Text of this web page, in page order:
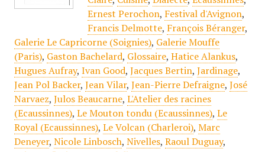
Ernest Perochon, Festival d'Avignon,
Francis Delmotte, François Béranger,
Galerie Le Capricorne (Soignies), Galerie Mouffe
(Paris), Gaston Bachelard, Glossaire, Hatice Alankus,
Hugues Aufray, Ivan Good, Jacques Bertin, Jardinage,
Jean Pol Backer, Jean Vilar, Jean-Pierre Defraigne, José
Narvaez, Julos Beaucarne, L'Atelier des racines
(Ecaussinnes), Le Mouton tondu (Ecaussinnes), Le
Royal (Ecaussinnes), Le Volcan (Charleroi), Marc
Deneyer, Nicole Linbosch, Nivelles, Raoul Duguay,